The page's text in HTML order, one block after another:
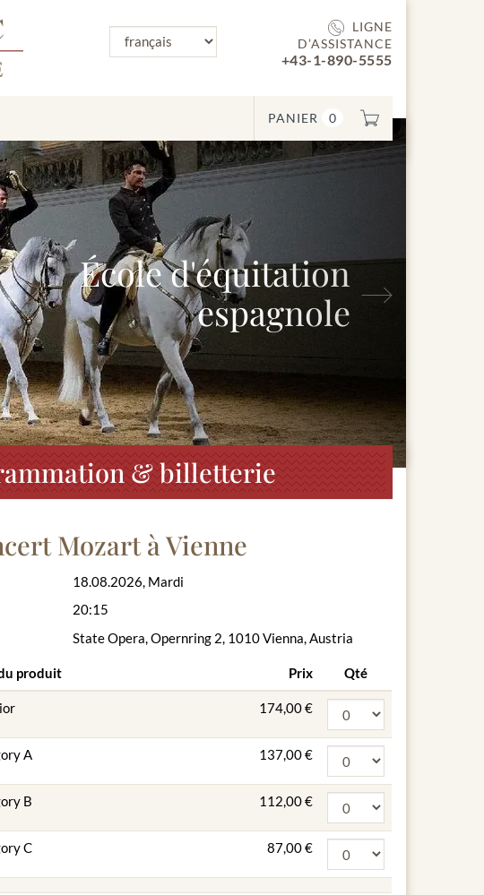
LIGNE
D’ASSISTANCE
+43-1-890-5555
PANIER 0
École d'équitation
espagnole
& billetterie
Mozart à Vienne
18.08.2026, Mardi
20:15
State Opera, Opernring 2, 1010 Vienna, Austria
produit Prix Qté
174,00 €
A 137,00 €
B 112,00 €
C 87,00 €